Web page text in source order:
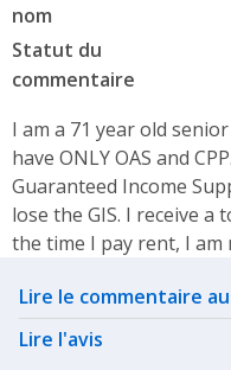
nom
Statut du
commentaire
I am a 71 year old
have ONLY OAS and
Guaranteed Income
lose the GIS. I receive
the time I pay rent, I
Related actions
Lire le commentaire
Lire l'avis